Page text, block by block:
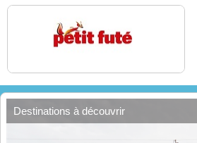
Destinations à découvrir